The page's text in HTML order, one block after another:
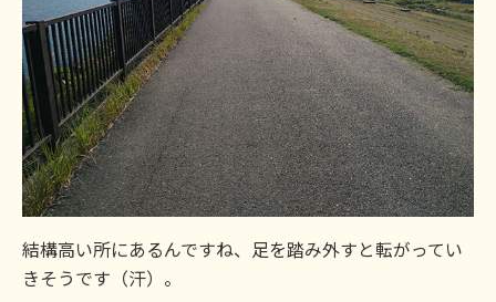
結構高い所にあるんですね、足を踏み外すと転がってい
きそうです（汗）。